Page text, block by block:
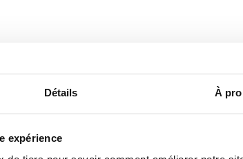
Détails À
expérience